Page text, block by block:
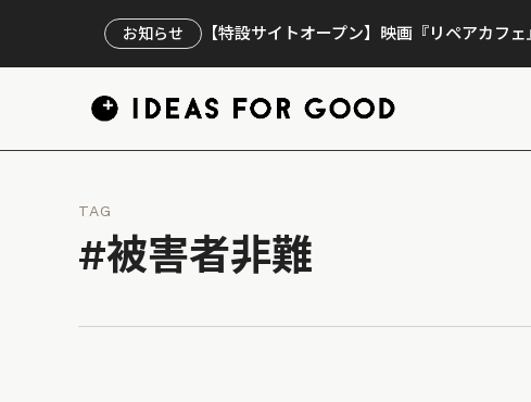
お知らせ 【特設サイトオープン】映画『リペアカフ
TAG
#被害者非難